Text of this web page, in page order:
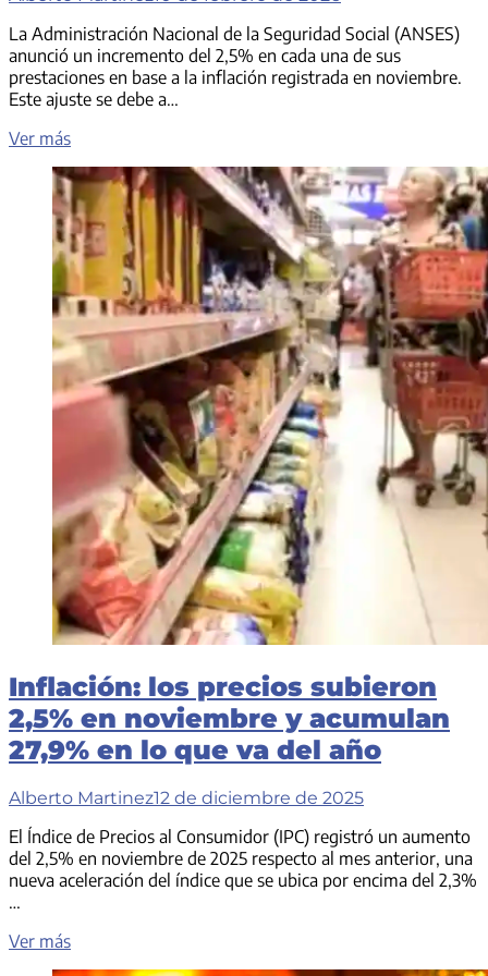
La Administración Nacional de la Seguridad Social (ANSES)
anunció un incremento del 2,5% en cada una de sus
prestaciones en base a la inflación registrada en noviembre.
Este ajuste se debe a…
Ver másBono
$
85
mil
por
hijo
Inflación: los precios subieron
2,5% en noviembre y acumulan
27,9% en lo que va del año
Alberto Martinez12 de diciembre de 2025
El Índice de Precios al Consumidor (IPC) registró un aumento
del 2,5% en noviembre de 2025 respecto al mes anterior, una
nueva aceleración del índice que se ubica por encima del 2,3%
…
Ver másInflación: